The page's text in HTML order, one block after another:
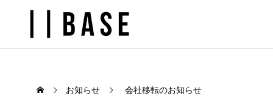
お知らせ 会社移転のお知らせ